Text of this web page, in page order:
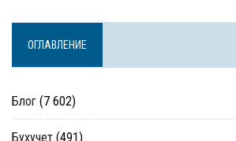
ОГЛАВЛЕНИЕ
Блог (7 602)
Бухучет (491)